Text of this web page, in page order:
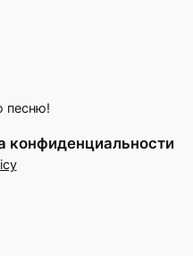
песню!
конфиденциальности